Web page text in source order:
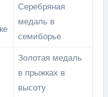
Серебряная
медаль в
семиборье
Золотая медаль
в прыжках в
высоту